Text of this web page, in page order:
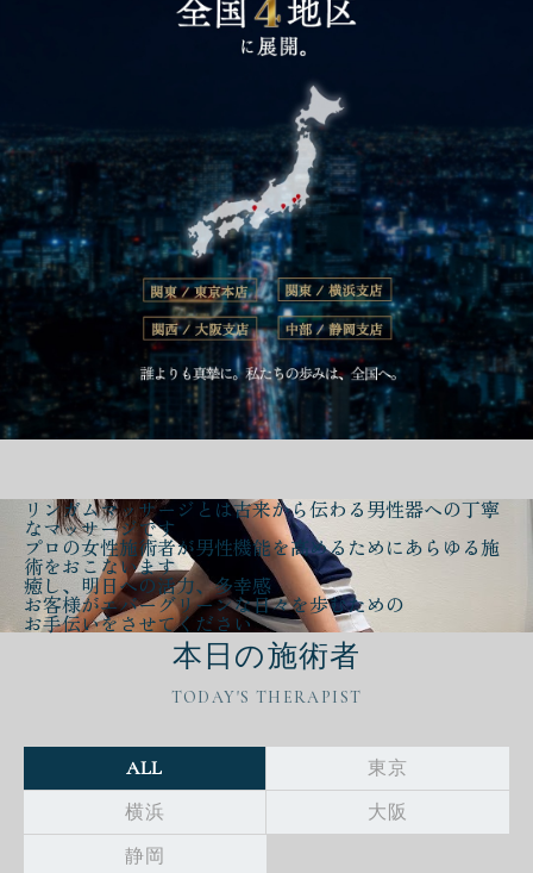
リンガムマッサージとは古来から伝わる男性器への丁寧
なマッサージです
プロの女性施術者が男性機能を高める ためにあらゆる施
術をおこないます
癒し、明日への活力、多幸感
お客様がエバーグリーンな日々を歩むための
お手伝いをさせてください
本日の施術者
TODAY'S THERAPIST
ALL
東京
横浜
大阪
静岡